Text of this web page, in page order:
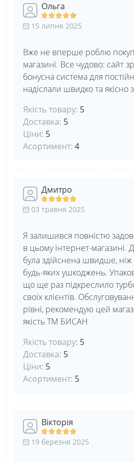
Ольга
15 липня 2025
Вже не вперше роблю
магазині. Все чудово: сайт
бонусна система для
надіслали швидко та якісно
Якість товару: 5
Доставка: 5
Ціни: 5
Асортимент: 4
Дмитро
03 травня 2025
Я залишився повністю
в цьому інтернет-магазині.
була здійснена швидше, ніж
будь-яких ушкоджень.
що ще раз підкреслило
своїх клієнтів.
рівні, рекомендую цей
якість ТМ БИСАН
Якість товару: 5
Доставка: 5
Ціни: 5
Асортимент: 5
Вікторія
19 березня 2025